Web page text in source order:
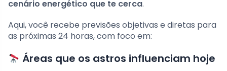
cenário energético que te cerca.
Aqui, você recebe previsões objetivas e diretas para
as próximas 24 horas, com foco em:
Áreas que os astros influenciam hoje